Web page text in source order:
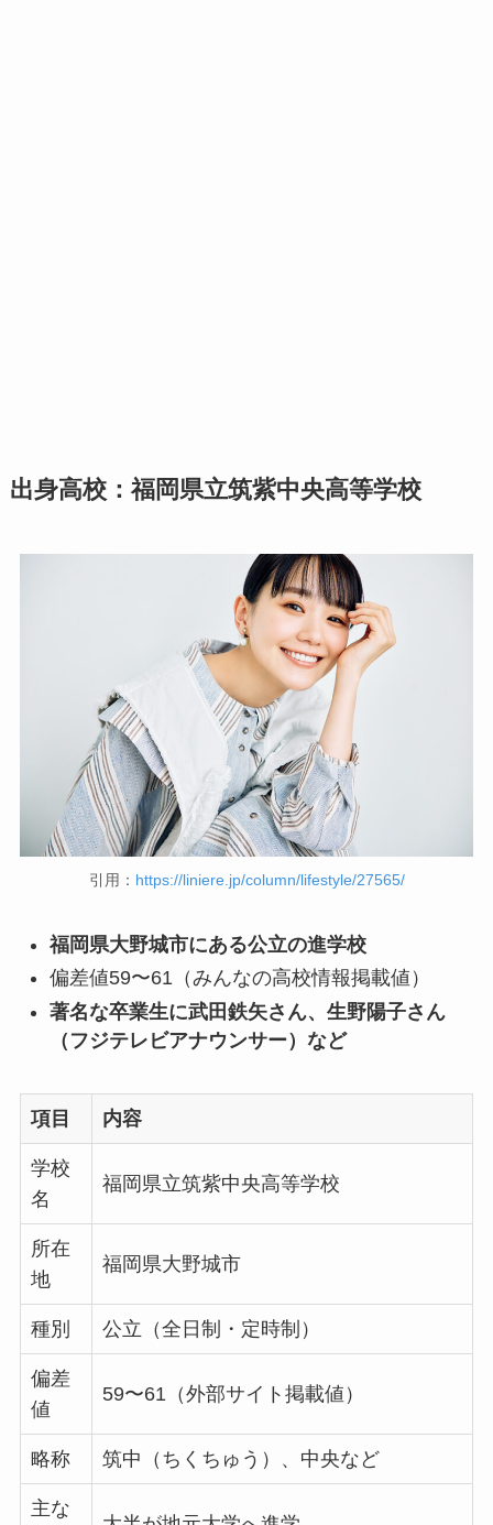
出身高校：福岡県立筑紫中央高等学校
引用： https://liniere.jp/column/lifestyle/27565/
福岡県大野城市にある公立の進学校
偏差値59〜61（みんなの高校情報掲載値）
著名な卒業生に武田鉄矢さん、生野陽子さん
（フジテレビアナウンサー）など
項目 内容
学校
名
福岡県立筑紫中央高等学校
所在
地
福岡県大野城市
種別 公立（全日制・定時制）
偏差
値
59〜61（外部サイト掲載値）
略称 筑中（ちくちゅう）、中央など
主な